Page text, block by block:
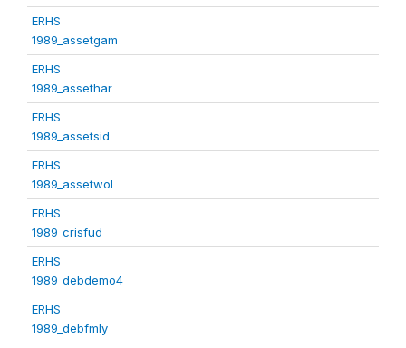
ERHS
1989_assetgam
ERHS
1989_assethar
ERHS
1989_assetsid
ERHS
1989_assetwol
ERHS
1989_crisfud
ERHS
1989_debdemo4
ERHS
1989_debfmly